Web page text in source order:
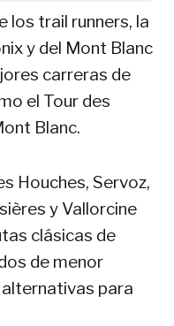
los trail runners, la
y del Mont Blanc
carreras de
el Tour des
Blanc.
Houches, Servoz,
y Vallorcine
clásicas de
de menor
para